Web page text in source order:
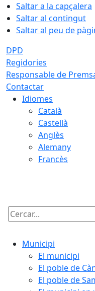
Saltar a la capçalera
Saltar al contingut
Saltar al peu de
DPD
Regidories
Responsable de
Contactar
Idiomes
Català
Castellà
Anglès
Alemany
Francès
Cercar:
Municipi
El municipi
El poble de
El poble de